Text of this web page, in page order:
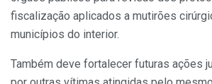
fiscalização aplicados a mutirões
municípios do interior.
Também deve fortalecer futuras ações